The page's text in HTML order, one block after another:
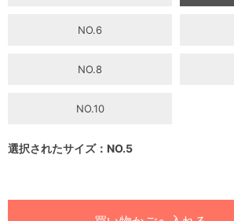
NO.6
NO.8
NO.10
選択されたサイズ：NO.5